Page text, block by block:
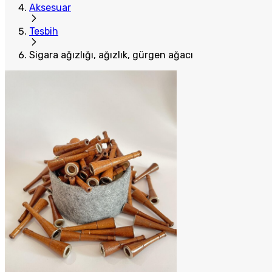
Aksesuar
Tesbih
Sigara ağızlığı, ağızlık, gürgen ağacı